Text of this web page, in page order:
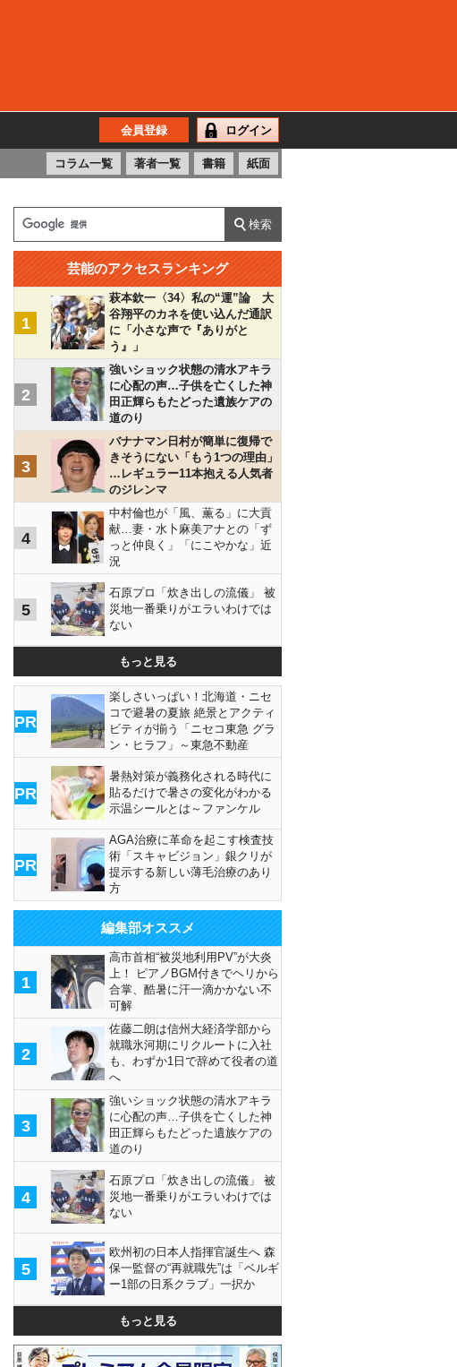
会員登録 ログイン
コラム一覧 著者一覧 書籍 紙面
芸能のアクセスランキング
1
萩本欽一〈34〉私の“運”論 大
谷翔平のカネを使い込んだ通訳
に「小さな声で『ありがと
う』」
2
強いショック状態の清水アキラ
に心配の声…子供を亡くした神
田正輝らもたどった遺族ケアの
道のり
3
バナナマン日村が簡単に復帰で
きそうにない「もう1つの理由」
…レギュラー11本抱える人気者
のジレンマ
4
中村倫也が「風、薫る」に大貢
献…妻・水卜麻美アナとの「ず
っと仲良く」「にこやかな」近
況
5
石原プロ「炊き出しの流儀」 被
災地一番乗りがエラいわけでは
ない
もっと見る
PR
楽しさいっぱい！北海道・ニセ
コで避暑の夏旅 絶景とアクティ
ビティが揃う「ニセコ東急 グラ
ン・ヒラフ」～東急不動産
PR
暑熱対策が義務化される時代に
貼るだけで暑さの変化がわかる
示温シールとは～ファンケル
PR
AGA治療に革命を起こす検査技
術「スキャビジョン」銀クリが
提示する新しい薄毛治療のあり
方
編集部オススメ
1
高市首相“被災地利用PV”が大炎
上！ ピアノBGM付きでヘリから
合掌、酷暑に汗一滴かかない不
可解
2
佐藤二朗は信州大経済学部から
就職氷河期にリクルートに入社
も、わずか1日で辞めて役者の道
へ
3
強いショック状態の清水アキラ
に心配の声…子供を亡くした神
田正輝らもたどった遺族ケアの
道のり
4
石原プロ「炊き出しの流儀」 被
災地一番乗りがエラいわけでは
ない
5
欧州初の日本人指揮官誕生へ 森
保一監督の“再就職先”は「ベルギ
ー1部の日系クラブ」一択か
もっと見る